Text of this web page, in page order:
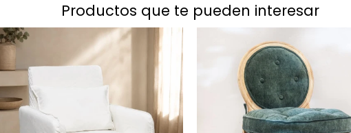
productos que te pueden interesar